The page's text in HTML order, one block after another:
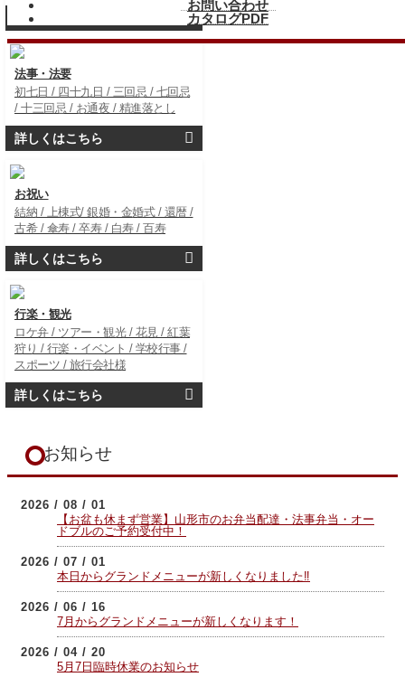
お問い合わせ
カタログPDF
詳しくはこちら
法事・法要
初七日 / 四十九日 / 三回忌 / 七回忌
/ 十三回忌 / お通夜 / 精進落とし
詳しくはこちら
お祝い
結納 / 上棟式/ 銀婚・金婚式 / 還暦 /
古希 / 傘寿 / 卒寿 / 白寿 / 百寿
詳しくはこちら
行楽・観光
ロケ弁 / ツアー・観光 / 花見 / 紅葉
狩り / 行楽・イベント / 学校行事 /
スポーツ / 旅行会社様
詳しくはこちら
お知らせ
2026 / 08 / 01
【お盆も休まず営業】山形市のお弁当配達・法事弁当・オー
ドブルのご予約受付中！
2026 / 07 / 01
本日からグランドメニューが新しくなりました‼
2026 / 06 / 16
7月からグランドメニューが新しくなります！
2026 / 04 / 20
5月7日臨時休業のお知らせ